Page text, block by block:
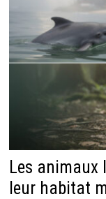
Les animaux
leur habitat